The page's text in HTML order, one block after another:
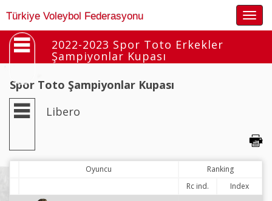
Türkiye Voleybol Federasyonu
2022-2023 Spor Toto Erkekler
Şampiyonlar Kupası
Spor Toto Şampiyonlar Kupası
Libero
Oyuncu
Ranking
Rc ind.
Index